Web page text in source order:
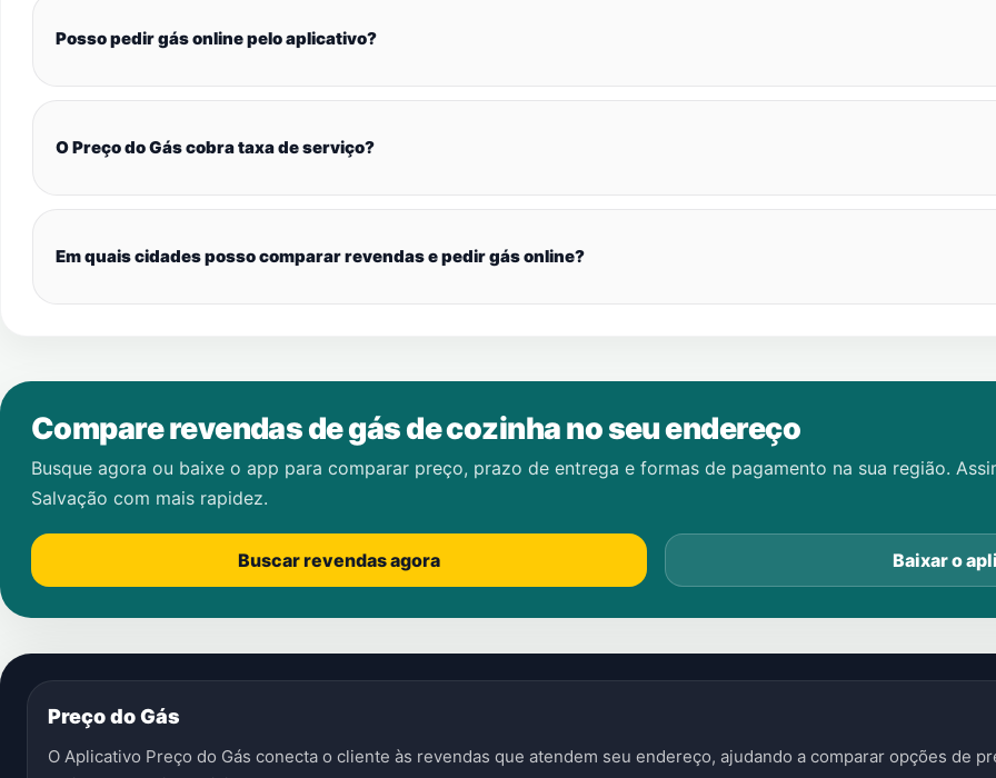
Posso pedir gás online pelo aplicativo?
O Preço do Gás cobra taxa de serviço?
Em quais cidades posso comparar revendas e pedir gás online?
Compare revendas de gás de cozinha no seu endereço
Busque agora ou baixe o app para comparar preço, prazo de entrega e formas de pagamento na sua região.
Salvação com mais rapidez.
Buscar revendas agora Baixar o
Preço do Gás
O Aplicativo Preço do Gás conecta o cliente às revendas que atendem seu endereço, ajudando a comparar opções de